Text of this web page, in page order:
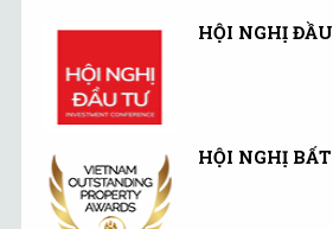
HỘI NGHỊ
HỘI NGHỊ